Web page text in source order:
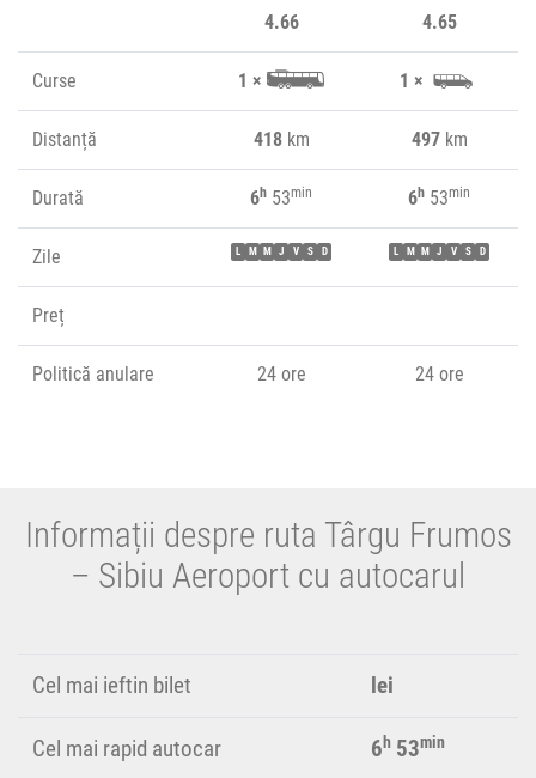
4.66
4.65
Curse 1 × 1 ×
Distanță 418km 497km
Durată 6h 53min 6h 53min
Zile L M M J V S D L M M J V S D
Preț
Politică anulare 24 ore 24 ore
Informații despre ruta Târgu Frumos
– Sibiu Aeroport cu autocarul
Cel mai ieftin bilet lei
Cel mai rapid autocar 6h 53min